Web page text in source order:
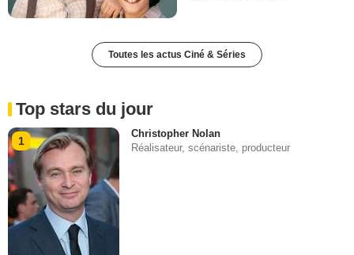
Toutes les actus Ciné & Séries
Top stars du jour
1
Christopher Nolan
Réalisateur, scénariste, producteur